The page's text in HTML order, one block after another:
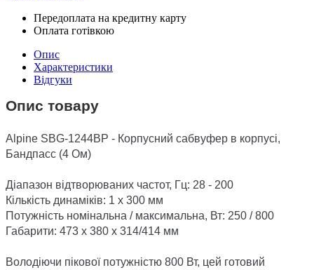
Передоплата на кредитну карту
Оплата готівкою
Опис
Характеристики
Відгуки
Опис товару
Alpine SBG-1244BP - Корпусний сабвуфер в корпусі,
Бандпасс (4 Ом)
Діапазон відтворюваних частот, Гц: 28 - 200
Кількість динаміків: 1 х 300 мм
Потужність номінальна / максимальна, Вт: 250 / 800
Габарити: 473 x 380 x 314/414 мм
Володіючи пікової потужністю 800 Вт, цей готовий